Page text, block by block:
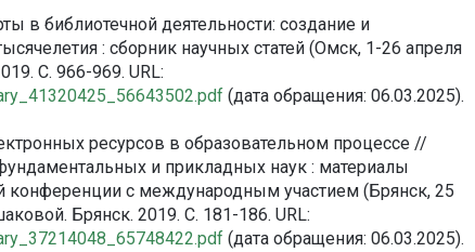
в библиотечной деятельности: создание и
: сборник научных статей (Омск, 1-26 апреля
С. 966-969. URL:
(дата обращения: 06.03.2025).
ресурсов в образовательном процессе //
и прикладных наук : материалы
конференции с международным участием (Брянск, 25
Брянск. 2019. С. 181-186. URL:
(дата обращения: 06.03.2025).